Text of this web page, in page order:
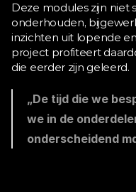
Deze modules zijn niet
onderhouden,
inzichten uit lopende
project profiteert
die eerder zijn geleerd.
„De tijd die we
we in de
onderscheidend